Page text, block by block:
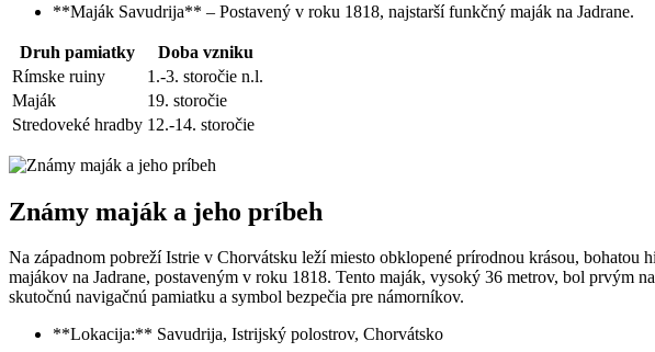
**Maják Savudrija** – Postavený v roku 1818, najstarší funkčný maják na Jadrane.
Druh pamiatky
Doba vzniku
Rímske ruiny
1.-3. storočie n.l.
Maják
19. storočie
Stredoveké hradby 12.-14. storočie
Známy maják a jeho príbeh
Na západnom pobreží Istrie v Chorvátsku leží miesto obklopené prírodnou krásou,
majákov na Jadrane, postaveným v roku 1818. Tento maják, vysoký 36 metrov, bol prvým
skutočnú navigačnú pamiatku a symbol bezpečia pre námorníkov.
**Lokacija:** Savudrija, Istrijský polostrov, Chorvátsko